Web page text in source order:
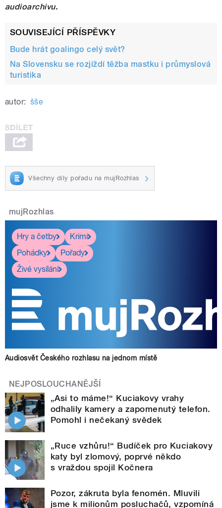
audioarchivu.
SOUVISEJÍCÍ PŘÍSPĚVKY
Bude hrát goalingo celý svět?
Na Slovensku se rozjíždí těžba mastku i průmyslová
turistika
autor: šše
Všechny díly pořadu na mujRozhlas
mujRozhlas
Hry a četby
Krimi
Pohádky
Pořady
Živé vysílání
Audiosvět Českého rozhlasu na jednom místě
NEJPOSLOUCHANĚJŠÍ
„Asi to máme!“ Kuciakovy vrahy
odhalily kamery a zapomenutý telefon.
Pomohl i nečekaný svědek
„Ruce vzhůru!“ Budíček pro Kuciakovy
katy byl zlomový, poprvé někdo
s vraždou spojil Kočnera
Pozor, zákruta byla fenomén. Mluvili
jsme k milionům posluchačů, vzpomíná